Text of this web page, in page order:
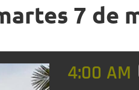
7 de
4:00 AM